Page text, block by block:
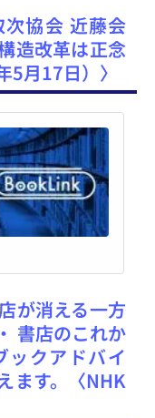
次協会 近藤会
造改革は正念
月17日）〉
が消える一方
書店のこれか
ックアドバイ
ます。〈NHK